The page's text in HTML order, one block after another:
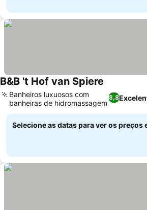
B&B 't Hof van Spiere
8,8
Banheiros luxuosos com
banheiras de hidromassagem
Selecione as datas para ver os preços